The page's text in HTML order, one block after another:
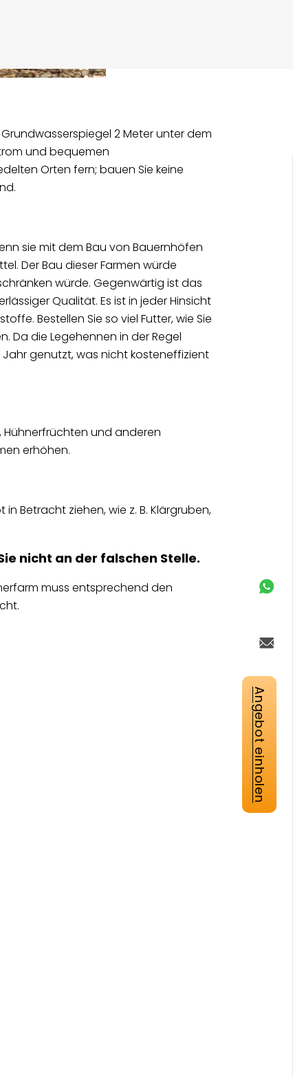
2 Meter unter dem
und bequemen
Orten fern; bauen Sie keine
sie mit dem Bau von Bauernhöfen
Der Bau dieser Farmen würde
würde. Gegenwärtig ist das
Qualität. Es ist in jeder Hinsicht
Bestellen Sie so viel Futter, wie Sie
Da die Legehennen in der Regel
genutzt, was nicht kosteneffizient
Hühnerfrüchten und anderen
erhöhen.
Betracht ziehen, wie z. B. Klärgruben,
nicht an der falschen Stelle.
muss entsprechend den
Angebot einholen